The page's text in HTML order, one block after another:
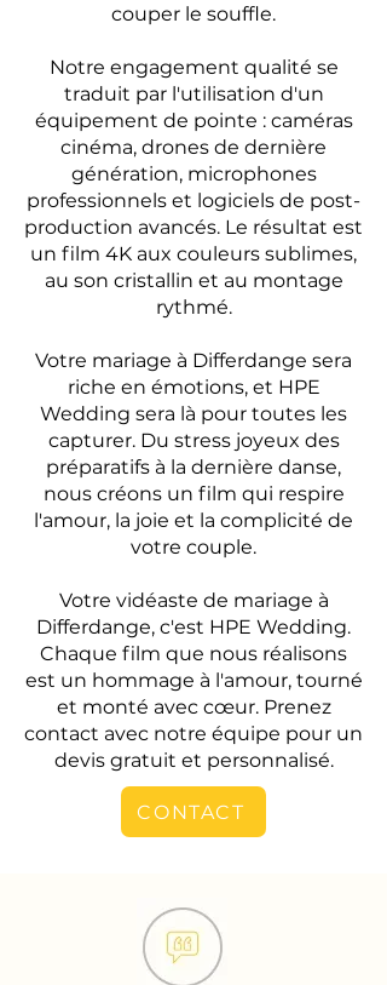
couper le souffle.
Notre engagement qualité se
traduit par l'utilisation d'un
équipement de pointe : caméras
cinéma, drones de dernière
génération, microphones
professionnels et logiciels de post-
production avancés. Le résultat est
un film 4K aux couleurs sublimes,
au son cristallin et au montage
rythmé.
Votre mariage à Differdange sera
riche en émotions, et HPE
Wedding sera là pour toutes les
capturer. Du stress joyeux des
préparatifs à la dernière danse,
nous créons un film qui respire
l'amour, la joie et la complicité de
votre couple.
Votre vidéaste de mariage à
Differdange, c'est HPE Wedding.
Chaque film que nous réalisons
est un hommage à l'amour, tourné
et monté avec cœur. Prenez
contact avec notre équipe pour un
devis gratuit et personnalisé.
CONTACT